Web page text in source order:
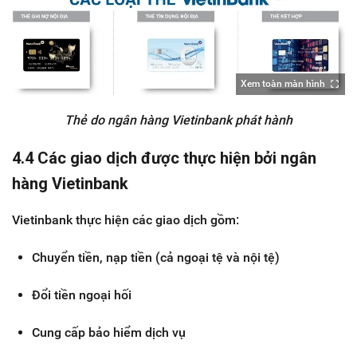
Xem toàn màn hình
Thẻ do ngân hàng Vietinbank phát hành
4.4 Các giao dịch được thực hiện bởi ngân
hàng Vietinbank
Vietinbank thực hiện các giao dịch gồm:
Chuyển tiền, nạp tiền (cả ngoại tệ và nội tệ)
Đổi tiền ngoại hối
Cung cấp bảo hiểm dịch vụ